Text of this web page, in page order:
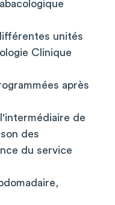
unités
Clinique
après
de
des
du service